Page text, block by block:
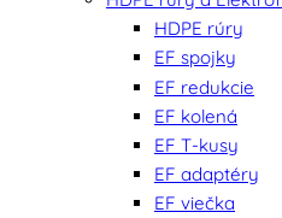
HDPE rúry
EF spojky
EF redukcie
EF kolená
EF T-kusy
EF adaptéry
EF viečka